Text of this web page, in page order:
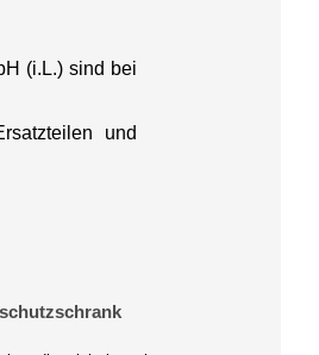
(i.L.) sind bei
und